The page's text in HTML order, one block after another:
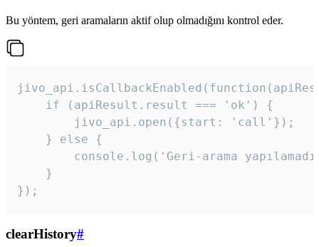
Bu yöntem, geri aramaların aktif olup olmadığını kontrol eder.
    if (apiResult.result === 'ok') {
        jivo_api.open({start: 'call'});
    } else {
console.log('Geri-arama
    }
});
clearHistory#